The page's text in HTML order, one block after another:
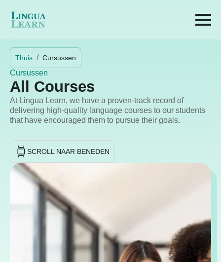
Thuis Cursussen
Cursussen
All Courses
At Lingua Learn, we have a proven-track record of
delivering high-quality language courses to our students
that have encouraged them to pursue their goals.
SCROLL NAAR BENEDEN